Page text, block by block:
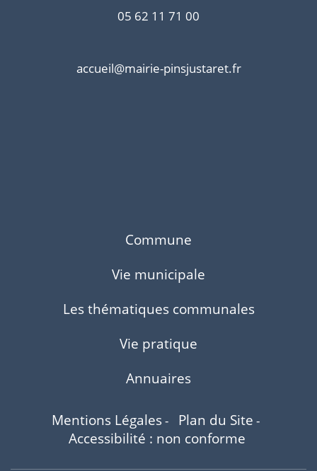
05 62 11 71 00
accueil@mairie-pinsjustaret.fr
Commune
Vie municipale
Les thématiques communales
Vie pratique
Annuaires
Mentions Légales- Plan du Site -
Accessibilité : non conforme